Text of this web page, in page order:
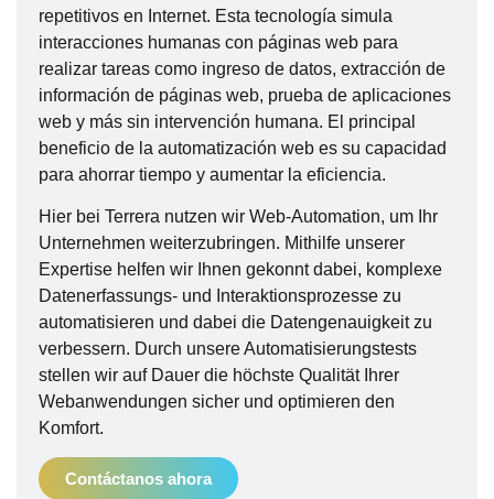
repetitivos en Internet. Esta tecnología simula
interacciones humanas con páginas web para
realizar tareas como ingreso de datos, extracción de
información de páginas web, prueba de aplicaciones
web y más sin intervención humana. El principal
beneficio de la automatización web es su capacidad
para ahorrar tiempo y aumentar la eficiencia.
Hier bei Terrera nutzen wir Web-Automation, um Ihr
Unternehmen weiterzubringen. Mithilfe unserer
Expertise helfen wir Ihnen gekonnt dabei, komplexe
Datenerfassungs- und Interaktionsprozesse zu
automatisieren und dabei die Datengenauigkeit zu
verbessern. Durch unsere Automatisierungstests
stellen wir auf Dauer die höchste Qualität Ihrer
Webanwendungen sicher und optimieren den
Komfort.
Contáctanos ahora